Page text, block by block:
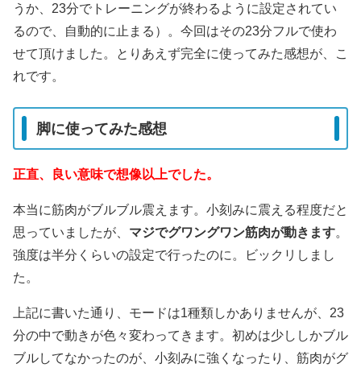
うか、23分でトレーニングが終わるように設定されてい
るので、自動的に止まる）。今回はその23分フルで使わ
せて頂けました。とりあえず完全に使ってみた感想が、こ
れです。
脚に使ってみた感想
正直、良い意味で想像以上でした。
本当に筋肉がブルブル震えます。小刻みに震える程度だと
思っていましたが、 マジでグワングワン筋肉が動きます。
強度は半分くらいの設定で行ったのに。ビックリしまし
た。
上記に書いた通り、モードは1種類しかありませんが、23
分の中で動きが色々変わってきます。初めは少ししかブル
ブルしてなかったのが、小刻みに強くなったり、筋肉がグ